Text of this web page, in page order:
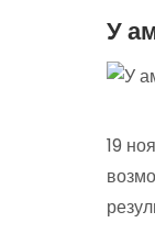
У
19